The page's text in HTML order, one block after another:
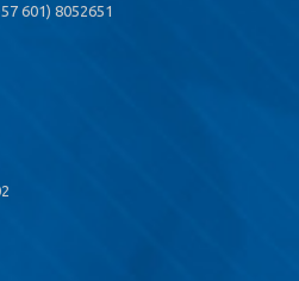
601) 8052651